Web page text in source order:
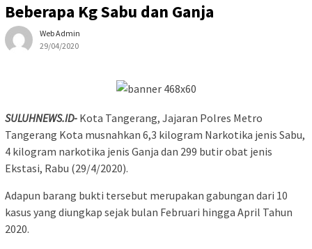
Beberapa Kg Sabu dan Ganja
Web Admin
29/04/2020
SULUHNEWS.ID- Kota Tangerang, Jajaran Polres Metro
Tangerang Kota musnahkan 6,3 kilogram Narkotika jenis Sabu,
4 kilogram narkotika jenis Ganja dan 299 butir obat jenis
Ekstasi, Rabu (29/4/2020).
Adapun barang bukti tersebut merupakan gabungan dari 10
kasus yang diungkap sejak bulan Februari hingga April Tahun
2020.